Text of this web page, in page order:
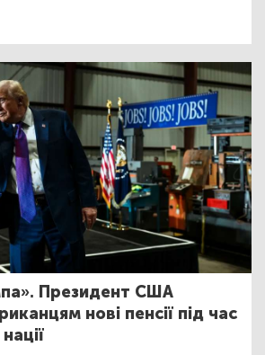
Президент США
нові пенсії під час